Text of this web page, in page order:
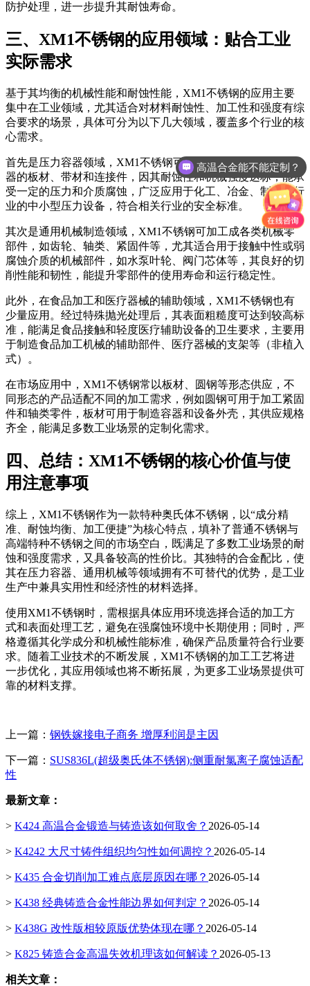
防护处理，进一步提升其耐蚀寿命。
三、XM1不锈钢的应用领域：贴合工业
实际需求
基于其均衡的机械性能和耐蚀性能，XM1不锈钢的应用主要
集中在工业领域，尤其适合对材料耐蚀性、加工性和强度有综
合要求的场景，具体可分为以下几大领域，覆盖多个行业的核
心需求。
首先是压力容器领域，XM1不锈钢可用于制造中低压压力容
器的板材、带材和连接件，因其耐蚀性和机械强度达标，能承
受一定的压力和介质腐蚀，广泛应用于化工、冶金、制药等行
业的中小型压力设备，符合相关行业的安全标准。
其次是通用机械制造领域，XM1不锈钢可加工成各类机械零
部件，如齿轮、轴类、紧固件等，尤其适合用于接触中性或弱
腐蚀介质的机械部件，如水泵叶轮、阀门芯体等，其良好的切
削性能和韧性，能提升零部件的使用寿命和运行稳定性。
此外，在食品加工和医疗器械的辅助领域，XM1不锈钢也有
少量应用。经过特殊抛光处理后，其表面粗糙度可达到较高标
准，能满足食品接触和轻度医疗辅助设备的卫生要求，主要用
于制造食品加工机械的辅助部件、医疗器械的支架等（非植入
式）。
在市场应用中，XM1不锈钢常以板材、圆钢等形态供应，不
同形态的产品适配不同的加工需求，例如圆钢可用于加工紧固
件和轴类零件，板材可用于制造容器和设备外壳，其供应规格
齐全，能满足多数工业场景的定制化需求。
四、总结：XM1不锈钢的核心价值与使
用注意事项
综上，XM1不锈钢作为一款特种奥氏体不锈钢，以“成分精
准、耐蚀均衡、加工便捷”为核心特点，填补了普通不锈钢与
高端特种不锈钢之间的市场空白，既满足了多数工业场景的耐
蚀和强度需求，又具备较高的性价比。其独特的合金配比，使
其在压力容器、通用机械等领域拥有不可替代的优势，是工业
生产中兼具实用性和经济性的材料选择。
使用XM1不锈钢时，需根据具体应用环境选择合适的加工方
式和表面处理工艺，避免在强腐蚀环境中长期使用；同时，严
格遵循其化学成分和机械性能标准，确保产品质量符合行业要
求。随着工业技术的不断发展，XM1不锈钢的加工工艺将进
一步优化，其应用领域也将不断拓展，为更多工业场景提供可
靠的材料支撑。
上一篇： 钢铁嫁接电子商务 增厚利润是主因
下一篇： SUS836L(超级奥氏体不锈钢):侧重耐氯离子腐蚀适配
性
最新文章：
> K424 高温合金锻造与铸造该如何取舍？ 2026-05-14
> K4242 大尺寸铸件组织均匀性如何调控？ 2026-05-14
> K435 合金切削加工难点底层原因在哪？ 2026-05-14
> K438 经典铸造合金性能边界如何判定？ 2026-05-14
> K438G 改性版相较原版优势体现在哪？ 2026-05-14
> K825 铸造合金高温失效机理该如何解读？ 2026-05-13
相关文章：
高温合金能不能定制？